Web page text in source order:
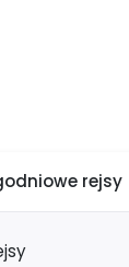
rejsy